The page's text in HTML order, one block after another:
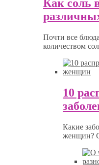
Как соль
Почти все
количеством
10
Какие
женщин?